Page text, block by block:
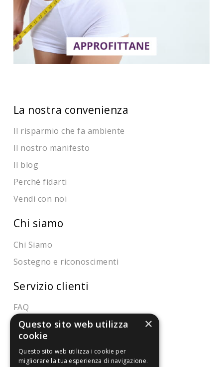
La nostra convenienza
Il risparmio che fa ambiente
Il nostro manifesto
Il blog
Perché fidarti
Vendi con noi
Chi siamo
Chi Siamo
Sostegno e riconoscimenti
Servizio clienti
FAQ
Riferimenti da controllare
Condizioni di vendita
×
Questo sito web utilizza
cookie
Questo sito web utilizza i cookie per
migliorare la tua esperienza di navigazione.